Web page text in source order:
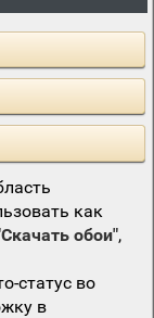
как
обои",
статус во
в